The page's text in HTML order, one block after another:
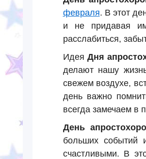
февраля. В этот
и не придавая
расслабиться,
Идея Дня
делают нашу
свежем воздухе,
день важно
всегда замечаем в
День
больших событий
счастливыми. В